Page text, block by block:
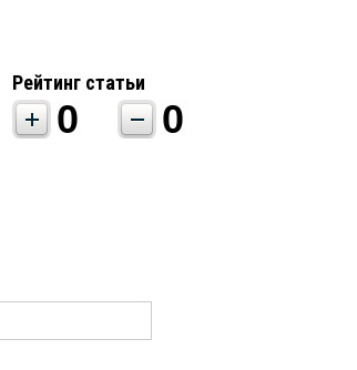
Рейтинг статьи
0 0